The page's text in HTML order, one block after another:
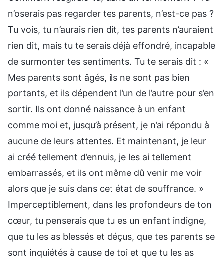
n’oserais pas regarder tes parents, n’est-ce pas ?
Tu vois, tu n’aurais rien dit, tes parents n’auraient
rien dit, mais tu te serais déjà effondré, incapable
de surmonter tes sentiments. Tu te serais dit : «
Mes parents sont âgés, ils ne sont pas bien
portants, et ils dépendent l’un de l’autre pour s’en
sortir. Ils ont donné naissance à un enfant
comme moi et, jusqu’à présent, je n’ai répondu à
aucune de leurs attentes. Et maintenant, je leur
ai créé tellement d’ennuis, je les ai tellement
embarrassés, et ils ont même dû venir me voir
alors que je suis dans cet état de souffrance. »
Imperceptiblement, dans les profondeurs de ton
cœur, tu penserais que tu es un enfant indigne,
que tu les as blessés et déçus, que tes parents se
sont inquiétés à cause de toi et que tu les as